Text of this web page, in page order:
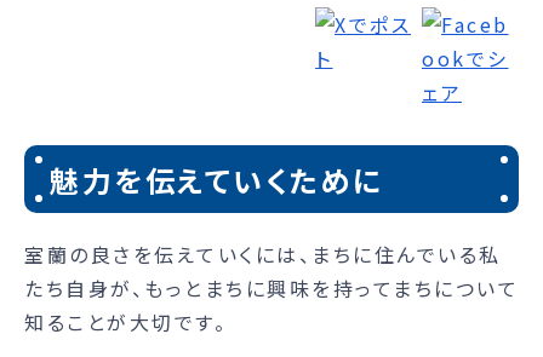
魅力を伝えていくために
室蘭の良さを伝えていくには、まちに住んでいる私
たち自身が、もっとまちに興味を持ってまちについて
知ることが大切です。